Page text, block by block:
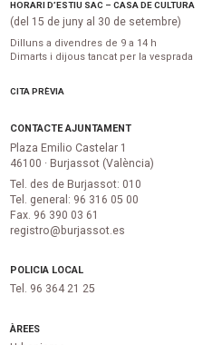
HORARI D’ESTIU SAC – CASA DE CULTURA
(del 15 de juny al 30 de setembre)
Dilluns a divendres de 9 a 14 h
Dimarts i dijous tancat per la vesprada
CITA PRÈVIA
CONTACTE AJUNTAMENT
Plaza Emilio Castelar 1
46100 · Burjassot (València)
Tel. des de Burjassot: 010
Tel. general: 96 316 05 00
Fax. 96 390 03 61
registro@burjassot.es
POLICIA LOCAL
Tel. 96 364 21 25
ÀREES